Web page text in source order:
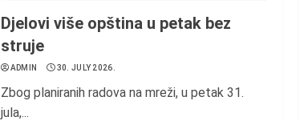
Djelovi više opština u petak bez
struje
ADMIN 30. JULY 2026.
Zbog planiranih radova na mreži, u petak 31.
jula,...